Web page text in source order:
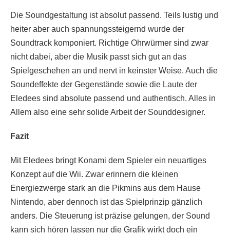
Die Soundgestaltung ist absolut passend. Teils lustig und
heiter aber auch spannungssteigernd wurde der
Soundtrack komponiert. Richtige Ohrwürmer sind zwar
nicht dabei, aber die Musik passt sich gut an das
Spielgeschehen an und nervt in keinster Weise. Auch die
Soundeffekte der Gegenstände sowie die Laute der
Eledees sind absolute passend und authentisch. Alles in
Allem also eine sehr solide Arbeit der Sounddesigner.
Fazit
Mit Eledees bringt Konami dem Spieler ein neuartiges
Konzept auf die Wii. Zwar erinnern die kleinen
Energiezwerge stark an die Pikmins aus dem Hause
Nintendo, aber dennoch ist das Spielprinzip gänzlich
anders. Die Steuerung ist präzise gelungen, der Sound
kann sich hören lassen nur die Grafik wirkt doch ein